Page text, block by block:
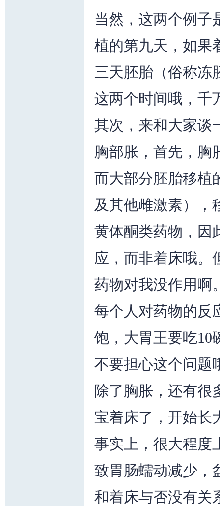
当然，这两个例子
植的第九天，如果
三天胚胎（俗称冻
这两个时间哦，千
其次，来和大家谈
胸部胀，首先，胸
而大部分胚胎移植
及其他雌激素），
黄体酮类药物，因
应，而非着床哦。
药物对我没作用啊
每个人对药物的反
饱，大胃王要吃10
不要担心这个问题
除了胸胀，还有很
宝着床了，开始长
事实上，很大程度
致胃肠蠕动减少，
和着床与否没有关